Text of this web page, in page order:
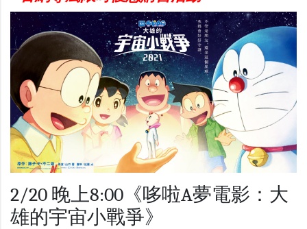
2/20 晚上8:00《哆啦A夢電影：大
雄的宇宙小戰爭》